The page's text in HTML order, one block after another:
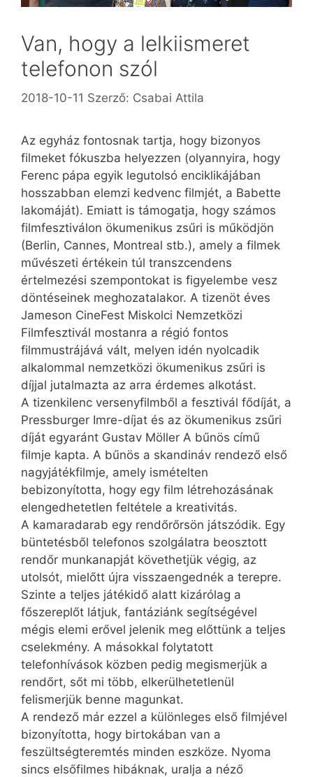
Van, hogy a lelkiismeret
telefonon szól
2018-10-11 Szerző: Csabai Attila
Az egyház fontosnak tartja, hogy bizonyos
filmeket fókuszba helyezzen (olyannyira, hogy
Ferenc pápa egyik legutolsó enciklikájában
hosszabban elemzi kedvenc filmjét, a Babette
lakomáját). Emiatt is támogatja, hogy számos
filmfesztiválon ökumenikus zsűri is működjön
(Berlin, Cannes, Montreal stb.), amely a filmek
művészeti értékein túl transzcendens
értelmezési szempontokat is figyelembe vesz
döntéseinek meghozatalakor. A tizenöt éves
Jameson CineFest Miskolci Nemzetközi
Filmfesztivál mostanra a régió fontos
filmmustrájává vált, melyen idén nyolcadik
alkalommal nemzetközi ökumenikus zsűri is
díjjal jutalmazta az arra érdemes alkotást.
A tizenkilenc versenyfilmből a fesztivál fődíját, a
Pressburger Imre-díjat és az ökumenikus zsűri
díját egyaránt Gustav Möller A bűnös című
filmje kapta. A bűnös a skandináv rendező első
nagyjátékfilmje, amely ismételten
bebizonyította, hogy egy film létrehozásának
elengedhetetlen feltétele a kreativitás.
A kamaradarab egy rendőrőrsön játszódik. Egy
büntetésből telefonos szolgálatra beosztott
rendőr munkanapját követhetjük végig, az
utolsót, mielőtt újra visszaengednék a terepre.
Szinte a teljes játékidő alatt kizárólag a
főszereplőt látjuk, fantáziánk segítségével
mégis elemi erővel jelenik meg előttünk a teljes
cselekmény. A másokkal folytatott
telefonhívások közben pedig megismerjük a
rendőrt, sőt mi több, elkerülhetetlenül
felismerjük benne magunkat.
A rendező már ezzel a különleges első filmjével
bizonyította, hogy birtokában van a
feszültségteremtés minden eszköze. Nyoma
sincs elsőfilmes hibáknak, uralja a néző